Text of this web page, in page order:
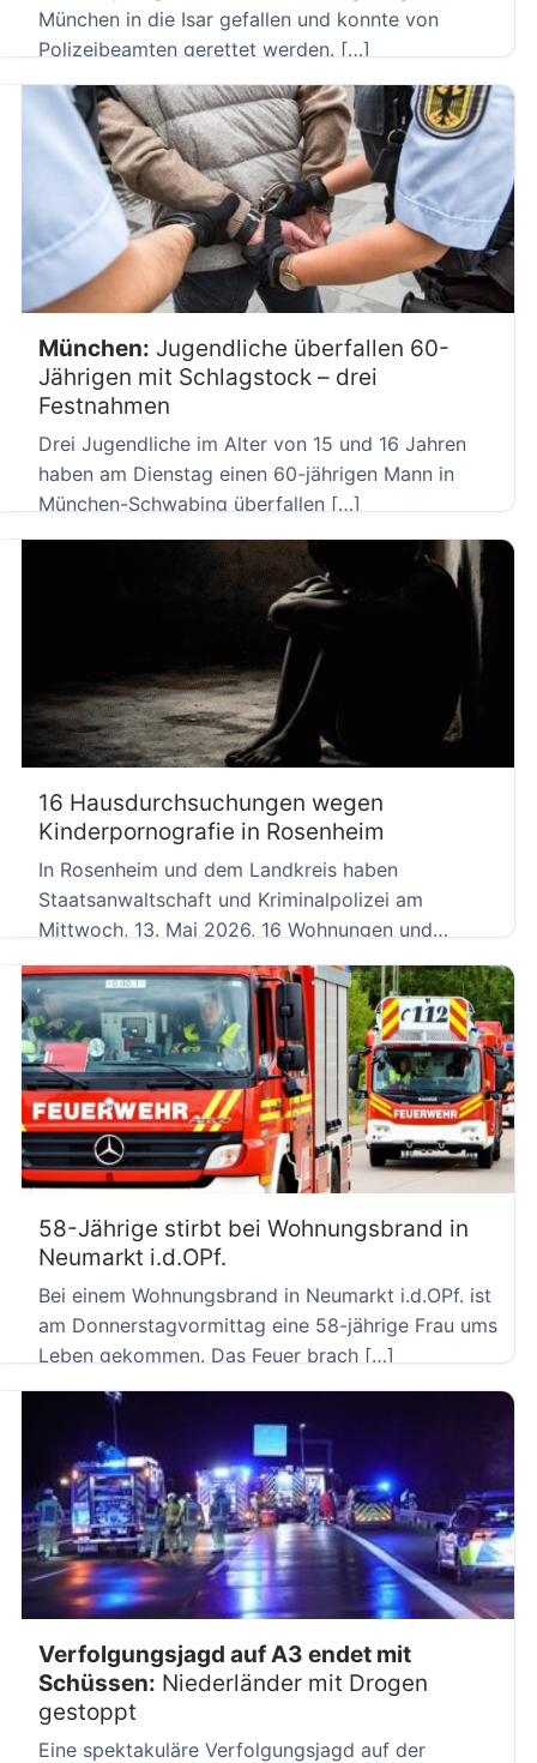
München in die Isar gefallen und konnte von
Polizeibeamten gerettet werden. […]
München: Jugendliche überfallen 60-
Jährigen mit Schlagstock – drei
Festnahmen
Drei Jugendliche im Alter von 15 und 16 Jahren
haben am Dienstag einen 60-jährigen Mann in
München-Schwabing überfallen […]
16 Hausdurchsuchungen wegen
Kinderpornografie in Rosenheim
In Rosenheim und dem Landkreis haben
Staatsanwaltschaft und Kriminalpolizei am
Mittwoch, 13. Mai 2026, 16 Wohnungen und
andere […]
58-Jährige stirbt bei Wohnungsbrand in
Neumarkt i.d.OPf.
Bei einem Wohnungsbrand in Neumarkt i.d.OPf. ist
am Donnerstagvormittag eine 58-jährige Frau ums
Leben gekommen. Das Feuer brach […]
Verfolgungsjagd auf A3 endet mit
Schüssen: Niederländer mit Drogen
gestoppt
Eine spektakuläre Verfolgungsjagd auf der